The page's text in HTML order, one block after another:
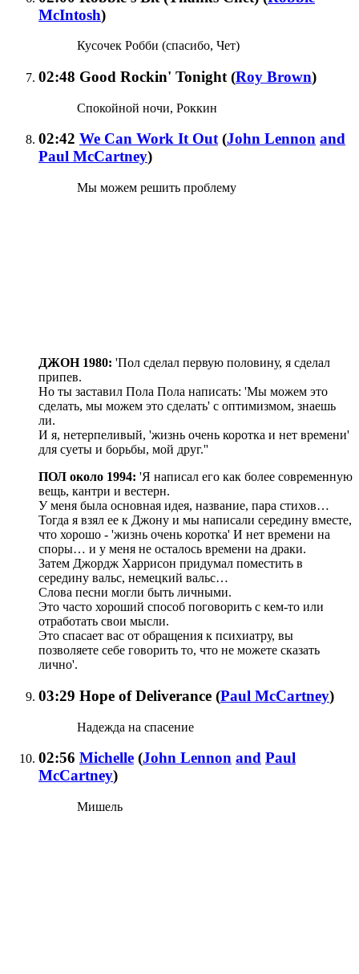
McIntosh)
Кусочек Робби (спасибо, Чет)
02:48 Good Rockin' Tonight (Roy Brown)
Спокойной ночи, Роккин
02:42 We Can Work It Out(John Lennon and
Paul McCartney)
Мы можем решить проблему
ДЖОН 1980: 'Пол сделал первую половину, я сделал
припев.
Но ты заставил Пола Пола написать: 'Мы можем это
сделать, мы можем это сделать' с оптимизмом, знаешь
ли.
И я, нетерпеливый, 'жизнь очень коротка и нет времени'
для суеты и борьбы, мой друг.''
ПОЛ около 1994: 'Я написал его как более современную
вещь, кантри и вестерн.
У меня была основная идея, название, пара стихов…
Тогда я взял ее к Джону и мы написали середину вместе,
что хорошо - 'жизнь очень коротка' И нет времени на
споры… и у меня не осталось времени на драки.
Затем Джордж Харрисон придумал поместить в
середину вальс, немецкий вальс…
Слова песни могли быть личными.
Это часто хороший способ поговорить с кем-то или
отработать свои мысли.
Это спасает вас от обращения к психиатру, вы
позволяете себе говорить то, что не можете сказать
лично'.
03:29 Hope of Deliverance (Paul McCartney)
Надежда на спасение
02:56 Michelle (John Lennon and Paul
McCartney)
Мишель